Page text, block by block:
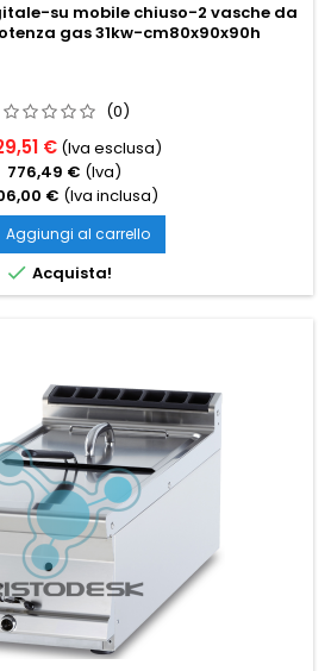
su mobile chiuso-2 vasche da
gas 31kw-cm80x90x90h
(0)
€ (Iva esclusa)
776,49 € (Iva)
€ (Iva inclusa)
Aggiungi al carrello
 Acquista!